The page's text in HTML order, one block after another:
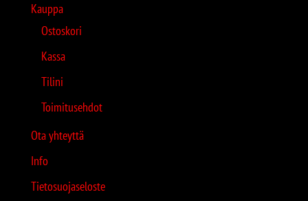
Kauppa
Ostoskori
Kassa
Tilini
Toimitusehdot
Ota yhteyttä
Info
Tietosuojaseloste